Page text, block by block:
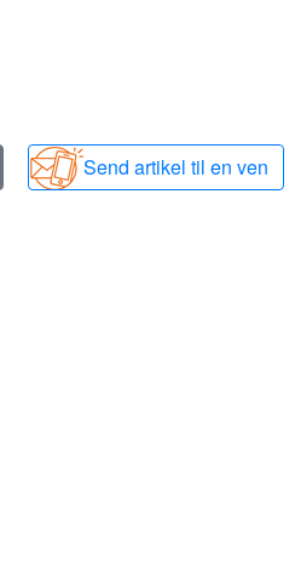
Send artikel til en ven